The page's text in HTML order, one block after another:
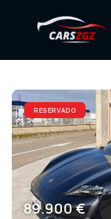
RESERVADO
89.900 €